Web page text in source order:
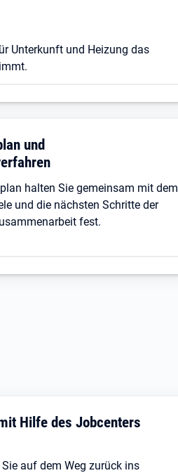
Unterkunft und Heizung das
und
halten Sie gemeinsam mit dem
und die nächsten Schritte der
fest.
Hilfe des Jobcenters
auf dem Weg zurück ins